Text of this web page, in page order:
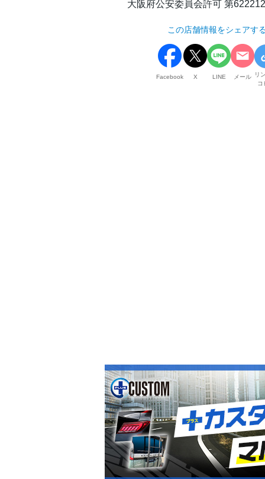
大阪府公安委員会許可 第
この店舗情報をシェアす
Facebook X LINE メール
リ
コ